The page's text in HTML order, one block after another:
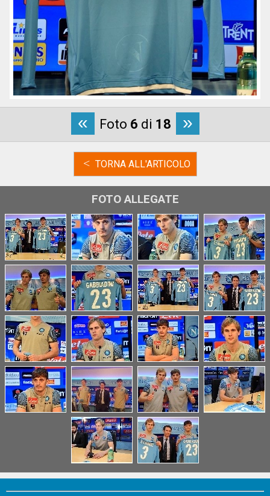
« Foto 6 di 18 »
< TORNA ALL'ARTICOLO
FOTO ALLEGATE